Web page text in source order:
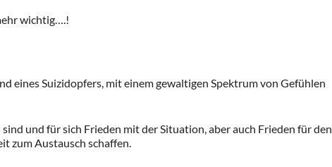
wichtig….!
eines Suizidopfers, mit einem gewaltigen Spektrum von Gefühlen
und für sich Frieden mit der Situation, aber auch Frieden für den
zum Austausch schaffen.